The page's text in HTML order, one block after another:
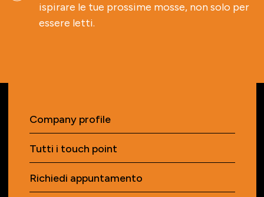
ispirare le tue prossime mosse, non solo per
essere letti.
Company profile
Tutti i touch point
Richiedi appuntamento